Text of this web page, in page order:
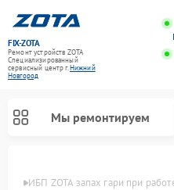
FIX-ZOTA
Ремонт устройств ZOTA
Специализированный
cервисный центр г.Нижний
Новгород
Мы ремонтируем
ИБП ZOTA запах гари при